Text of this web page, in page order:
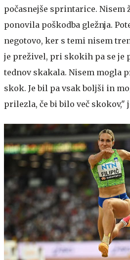
počasnejše sprintarice. Nisem
ponovila poškodba gležnja.
negotovo, ker s temi nisem
je preživel, pri skokih pa se je
tednov skakala. Nisem mogla
skok. Je bil pa vsak boljši in
prilezla, če bi bilo več skokov,"